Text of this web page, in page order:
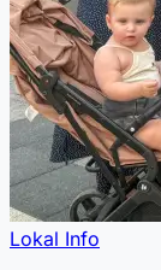
Lokal Info